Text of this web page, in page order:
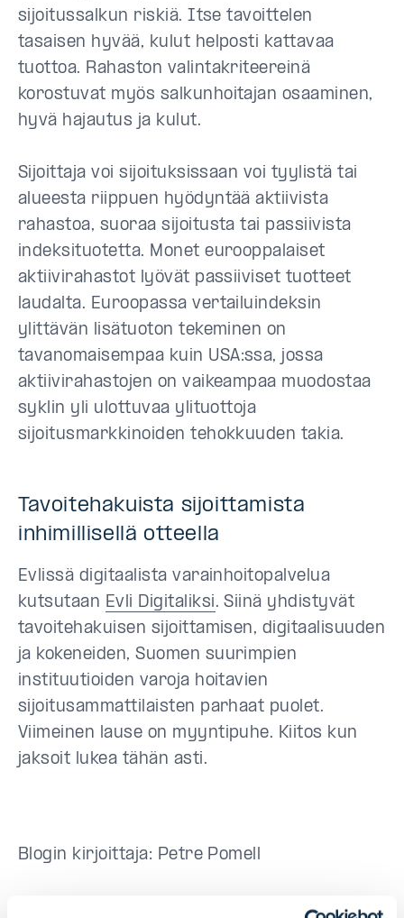
sijoitussalkun riskiä. Itse tavoittelen
tasaisen hyvää, kulut helposti kattavaa
tuottoa. Rahaston valintakriteereinä
korostuvat myös salkunhoitajan osaaminen,
hyvä hajautus ja kulut.
Sijoittaja voi sijoituksissaan voi tyylistä tai
alueesta riippuen hyödyntää aktiivista
rahastoa, suoraa sijoitusta tai passiivista
indeksituotetta. Monet eurooppalaiset
aktiivirahastot lyövät passiiviset tuotteet
laudalta. Euroopassa vertailuindeksin
ylittävän lisätuoton tekeminen on
tavanomaisempaa kuin USA:ssa, jossa
aktiivirahastojen on vaikeampaa muodostaa
syklin yli ulottuvaa ylituottoja
sijoitusmarkkinoiden tehokkuuden takia.
Tavoitehakuista sijoittamista
inhimillisellä otteella
Evlissä digitaalista varainhoitopalvelua
kutsutaan Evli Digitaliksi. Siinä yhdistyvät
tavoitehakuisen sijoittamisen, digitaalisuuden
ja kokeneiden, Suomen suurimpien
instituutioiden varoja hoitavien
sijoitusammattilaisten parhaat puolet.
Viimeinen lause on myyntipuhe. Kiitos kun
jaksoit lukea tähän asti.
Blogin kirjoittaja: Petre Pomell